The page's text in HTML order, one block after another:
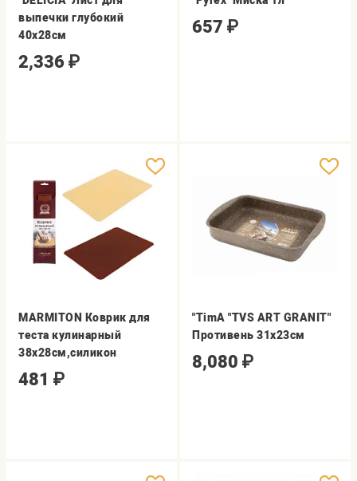
выпечки глубокий
40х28см
2,336 ₽
657 ₽
MARMITON Коврик для
теста кулинарный
38х28см,силикон
481 ₽
"TimA "TVS ART GRANIT"
Противень 31х23см
8,080 ₽